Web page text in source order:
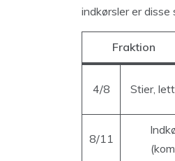
indkørsler er
Fraktion
4/8 Stier,
8/11